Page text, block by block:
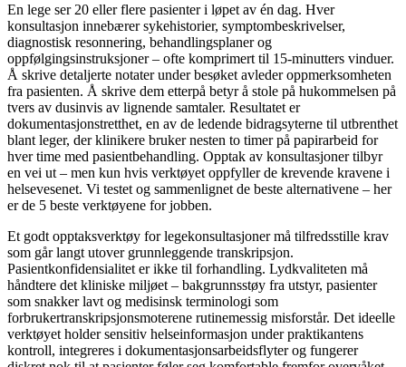
En lege ser 20 eller flere pasienter i løpet av én dag. Hver
konsultasjon innebærer sykehistorier, symptombeskrivelser,
diagnostisk resonnering, behandlingsplaner og
oppfølgingsinstruksjoner – ofte komprimert til 15-minutters vinduer.
Å skrive detaljerte notater under besøket avleder oppmerksomheten
fra pasienten. Å skrive dem etterpå betyr å stole på hukommelsen på
tvers av dusinvis av lignende samtaler. Resultatet er
dokumentasjonstretthet, en av de ledende bidragsyterne til utbrenthet
blant leger, der klinikere bruker nesten to timer på papirarbeid for
hver time med pasientbehandling. Opptak av konsultasjoner tilbyr
en vei ut – men kun hvis verktøyet oppfyller de krevende kravene i
helsevesenet. Vi testet og sammenlignet de beste alternativene – her
er de 5 beste verktøyene for jobben.
Et godt opptaksverktøy for legekonsultasjoner må tilfredsstille krav
som går langt utover grunnleggende transkripsjon.
Pasientkonfidensialitet er ikke til forhandling. Lydkvaliteten må
håndtere det kliniske miljøet – bakgrunnsstøy fra utstyr, pasienter
som snakker lavt og medisinsk terminologi som
forbrukertranskripsjonsmoterene rutinemessig misforstår. Det ideelle
verktøyet holder sensitiv helseinformasjon under praktikantens
kontroll, integreres i dokumentasjonsarbeidsflyter og fungerer